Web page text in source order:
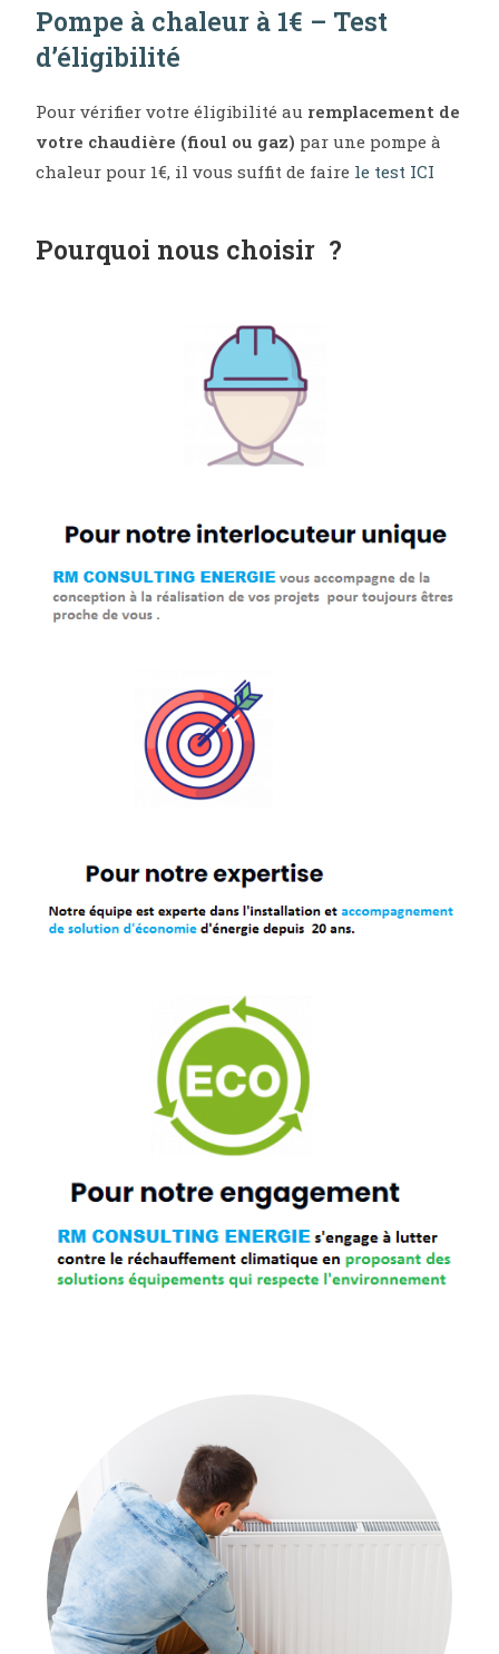
Pompe à chaleur à 1€ – Test
d’éligibilité
Pour vérifier votre éligibilité au remplacement de
votre chaudière (fioul ou gaz) par une pompe à
chaleur pour 1€, il vous suffit de faire le test ICI
Pourquoi nous choisir ?